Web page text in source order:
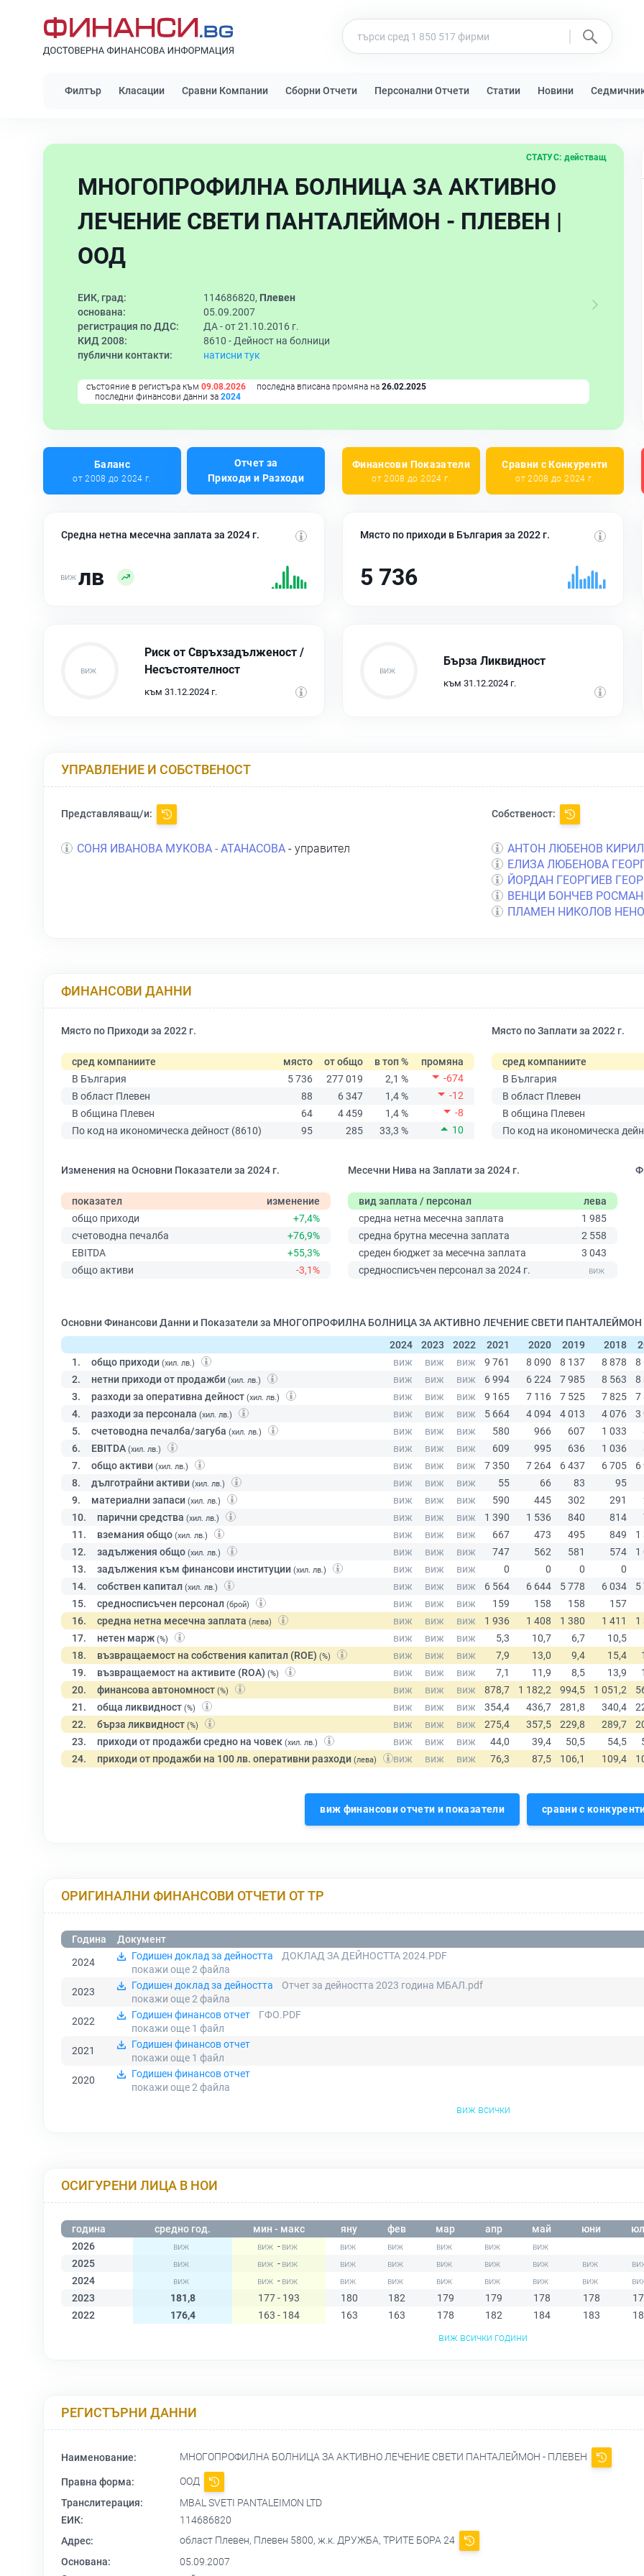
Филтър Класации Сравни Компании Сборни Отчети Персонални Отчети Статии Новини
МНОГОПРОФИЛНА БОЛНИЦА ЗА АКТИВНО
ЛЕЧЕНИЕ СВЕТИ ПАНТАЛЕЙМОН - ПЛЕВЕН |
ООД
СТАТУС: действащ
ЕИК, град: 114686820, Плевен
основана:
05.09.2007
регистрация по ДДС:
ДА - от 21.10.2016 г.
КИД 2008:
8610 - Дейност на болници
публични контакти:
натисни тук
състояние в регистъра към 09.08.2026 последна вписана промяна на 26.02.2025
последни финансови данни за 2024
Баланс
от 2008 до 2024 г.
Отчет за
Приходи и Разходи
Финансови Показатели
от 2008 до 2024 г.
Сравни с Конкуренти
от 2008 до 2024 г.
Средна нетна месечна заплата за 2024 г.
лв
Място по приходи в България за 2022 г.
5 736
Риск от Свръхзадълженост /
Несъстоятелност
към 31.12.2024 г.
Бърза Ликвидност
към 31.12.2024 г.
УПРАВЛЕНИЕ И СОБСТВЕНОСТ
Представляващ/и:
СОНЯ ИВАНОВА МУКОВА - АТАНАСОВА - управител
Собственост:
АНТОН ЛЮБЕНОВ
ЕЛИЗА ЛЮБЕНОВА
ЙОРДАН ГЕОРГИЕВ
ВЕНЦИ БОНЧЕВ
ПЛАМЕН НИКОЛОВ
ФИНАНСОВИ ДАННИ
Място по Приходи за 2022 г.
сред компаниите място от общо в топ %
промяна
В България
5 736 277 019 2,1 %
-674
В област Плевен
88 6 347 1,4 %
-12
В община Плевен
64 4 459 1,4 %
-8
По код на икономическа дейност (8610)
95 285 33,3 % 10
Място по Заплати за 2022 г.
сред компаниите
В България
В област Плевен
В община Плевен
По код на икономическа
Изменения на Основни Показатели за 2024 г.
показател
изменение
общо приходи
+7,4%
счетоводна печалба
+76,9%
EBITDA
+55,3%
общо активи
-3,1%
Месечни Нива на Заплати за 2024 г.
вид заплата / персонал
лева
средна нетна месечна заплата
1 985
средна брутна месечна заплата
2 558
среден бюджет за месечна заплата
3 043
средносписъчен персонал за 2024 г.
Основни Финансови Данни и Показатели за МНОГОПРОФИЛНА БОЛНИЦА ЗА АКТИВНО ЛЕЧЕНИЕ СВЕТИ
2024
2023 2022 2021 2020 2019 2018
1.
общо приходи (хил. лв.)
2. нетни приходи от продажби (хил. лв.)
3. разходи за оперативна дейност (хил. лв.)
4. разходи за персонала (хил. лв.)
5. счетоводна печалба/загуба (хил. лв.)
6. EBITDA (хил. лв.)
7. общо активи (хил. лв.)
8. дълготрайни активи (хил. лв.)
9. материални запаси (хил. лв.)
10. парични средства (хил. лв.)
11. вземания общо (хил. лв.)
12. задължения общо (хил. лв.)
13. задължения към финансови институции (хил. лв.)
14. собствен капитал (хил. лв.)
15. средносписъчен персонал (брой)
16. средна нетна месечна заплата (лева)
17. нетен марж (%)
18. възвращаемост на собствения капитал (ROE) (%)
19. възвращаемост на активите (ROA) (%)
20. финансова автономност (%)
21. обща ликвидност (%)
22. бърза ликвидност (%)
23. приходи от продажби средно на човек (хил. лв.)
24. приходи от продажби на 100 лв. оперативни разходи (лева)
виж финансови отчети и показатели сравни с
ОРИГИНАЛНИ ФИНАНСОВИ ОТЧЕТИ ОТ ТР
Година
Документ
2024
Годишен доклад за дейността
ДОКЛАД ЗА ДЕЙНОСТТА 2024.PDF
покажи още 2 файла
2023
Годишен доклад за дейността
Отчет за дейността 2023 година МБАЛ.pdf
покажи още 2 файла
2022
Годишен финансов отчет
ГФО.PDF
покажи още 1 файл
2021
Годишен финансов отчет
покажи още 1 файл
2020
Годишен финансов отчет
покажи още 2 файла
виж всички
ОСИГУРЕНИ ЛИЦА В НОИ
година средно год. мин - макс яну фев мар апр май юни
2026
-
2025
-
2024
-
2023
181,8 177 - 193 180 182 179 179 178 178
2022
176,4 163 - 184 163 163 178 182 184 183
виж всички години
РЕГИСТЪРНИ ДАННИ
Наименование: МНОГОПРОФИЛНА БОЛНИЦА ЗА АКТИВНО ЛЕЧЕНИЕ СВЕТИ ПАНТАЛЕЙМОН - ПЛЕВЕН
Правна форма:
ООД
Транслитерация:
MBAL SVETI PANTALEIMON LTD
ЕИК:
114686820
Адрес:
област Плевен, Плевен 5800, ж.к. ДРУЖБА, ТРИТЕ БОРА 24
Основана:
05.09.2007